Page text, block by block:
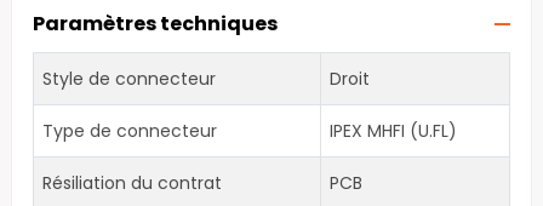
Paramètres techniques
Style de connecteur Droit
Type de connecteur IPEX MHFI (U.FL)
Résiliation du contrat PCB